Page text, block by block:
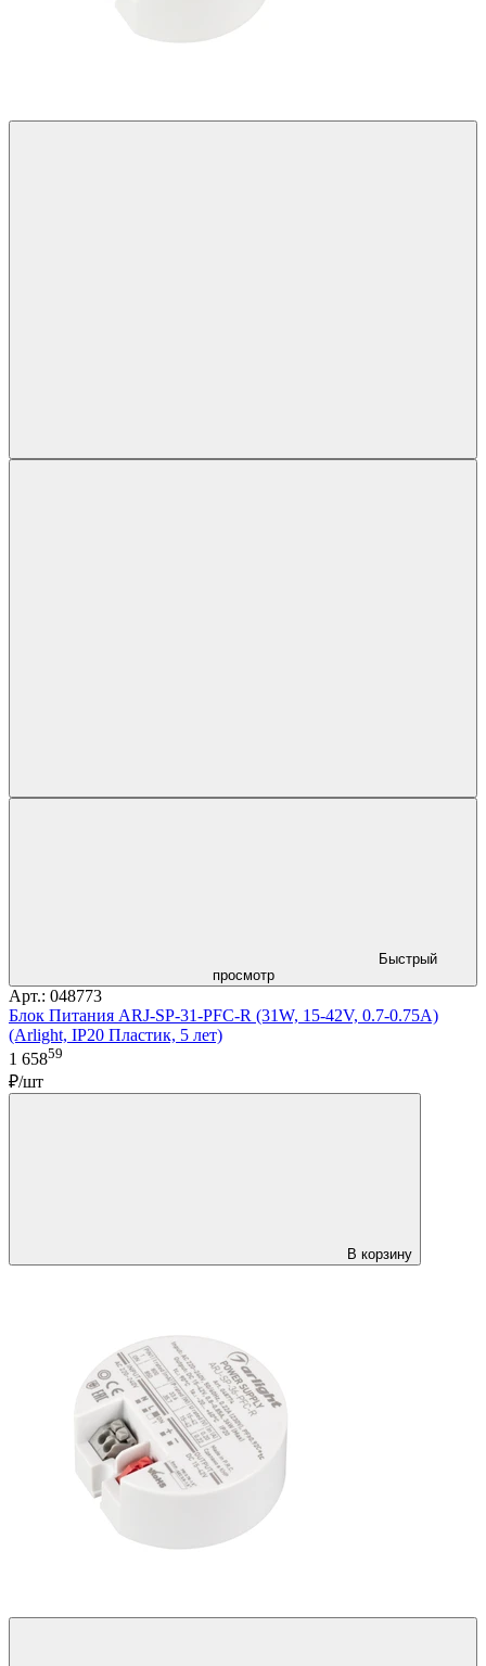
Быстрый
просмотр
Арт.: 048773
Блок Питания ARJ-SP-31-PFC-R (31W, 15-42V, 0.7-0.75A)
(Arlight, IP20 Пластик, 5 лет)
1 65859
₽/шт
В корзину